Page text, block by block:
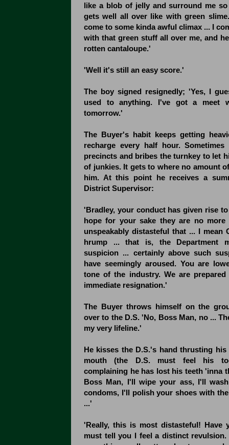
like a blob of jelly and surround me
gets well all over like with green
come to some kinda awful climax ... I
with that green stuff all over me, and
rotten cantaloupe.'
'Well it's still an easy score.'
The boy signed resignedly; 'Yes, I
used to anything. I've got a meet
tomorrow.'
The Buyer's habit keeps getting
recharge every half hour.
precincts and bribes the turnkey to let
of junkies. It gets to where no amount
him. At this point he receives a
District Supervisor:
'Bradley, your conduct has given rise
hope for your sake they are no
unspeakably distasteful that ... I mean
hrump ... that is, the Department
suspicion ... certainly above such
have seemingly aroused. You are
tone of the industry. We are
immediate resignation.'
The Buyer throws himself on the
over to the D.S. 'No, Boss Man, no ...
my very lifeline.'
He kisses the D.S.'s hand thrusting
mouth (the D.S. must feel his
complaining he has lost his teeth 'inna
Boss Man, I'll wipe your ass, I'll
condoms, I'll polish your shoes with
...'
'Really, this is most distasteful! Have
must tell you I feel a distinct revulsion.